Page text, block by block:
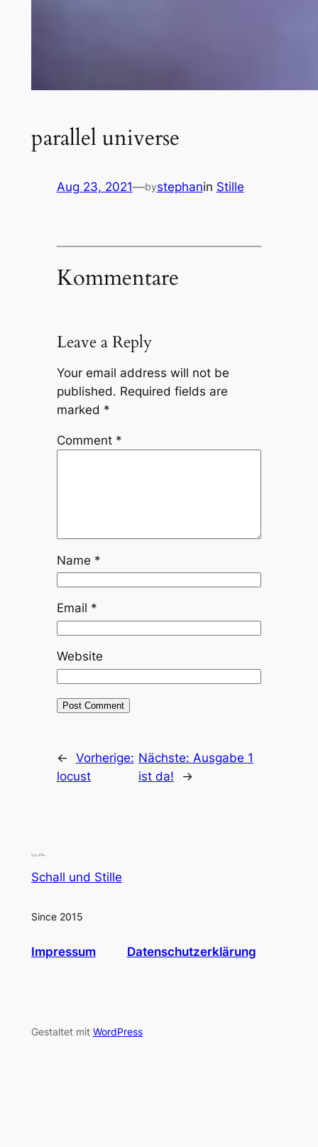
parallel universe
Aug 23, 2021—bystephanin Stille
Kommentare
Leave a Reply
Your email address will not be
published. Required fields are
marked *
Comment *
Name *
Email *
Website
← Vorherige:
locust
Nächste: Ausgabe 1
ist da!
→
Schall und Stille
Since 2015
Impressum Datenschutzerklärung
Gestaltet mit WordPress